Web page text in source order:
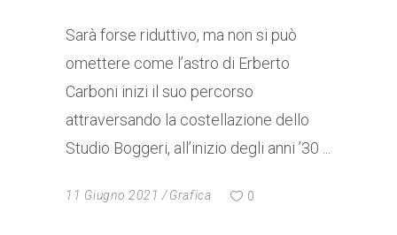
Sarà forse riduttivo, ma non si può
omettere come l’astro di Erberto
Carboni inizi il suo percorso
attraversando la costellazione dello
Studio Boggeri, all’inizio degli anni ’30
11 Giugno 2021 Grafica 0